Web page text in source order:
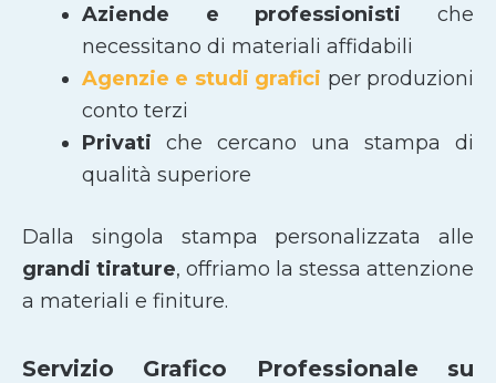
Aziende e professionisti che
necessitano di materiali affidabili
Agenzie e studi grafici per produzioni
conto terzi
Privati che cercano una stampa di
qualità superiore
Dalla singola stampa personalizzata alle
grandi tirature, offriamo la stessa attenzione
a materiali e finiture.
Servizio Grafico Professionale su